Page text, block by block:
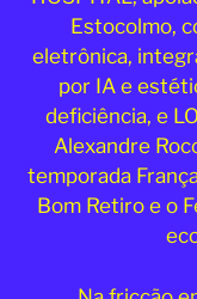
Estocolmo,
eletrônica,
por IA e
deficiência, e
Alexandre
temporada
Bom Retiro e o